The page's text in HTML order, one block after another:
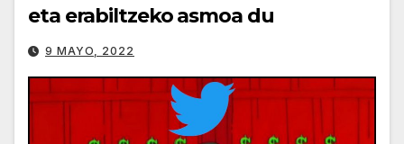
eta erabiltzeko asmoa du
9 MAYO, 2022